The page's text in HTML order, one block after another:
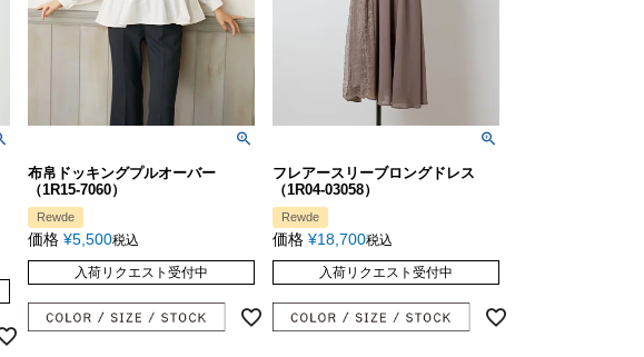
布帛ドッキングプルオーバー
（1R15-7060）
Rewde
価格 ¥5,500税込
入荷リクエスト受付中
フレアースリーブロングドレス
（1R04-03058）
Rewde
価格 ¥18,700税込
入荷リクエスト受付中